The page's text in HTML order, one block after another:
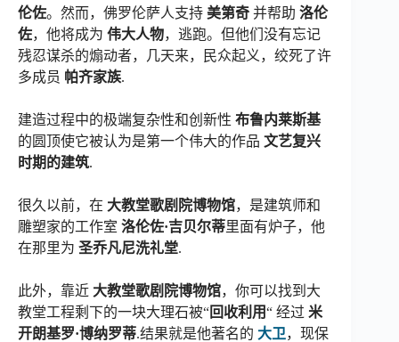
伦佐。然而，佛罗伦萨人支持 美第奇 并帮助 洛伦
佐，他将成为 伟大人物，逃跑。但他们没有忘记
残忍谋杀的煽动者，几天来，民众起义，绞死了许
多成员 帕齐家族.
建造过程中的极端复杂性和创新性 布鲁内莱斯基
的圆顶使它被认为是第一个伟大的作品 文艺复兴
时期的建筑.
很久以前，在 大教堂歌剧院博物馆，是建筑师和
雕塑家的工作室 洛伦佐·吉贝尔蒂里面有炉子，他
在那里为 圣乔凡尼洗礼堂.
此外，靠近 大教堂歌剧院博物馆，你可以找到大
教堂工程剩下的一块大理石被“回收利用“ 经过 米
开朗基罗·博纳罗蒂.结果就是他著名的 大卫，现保